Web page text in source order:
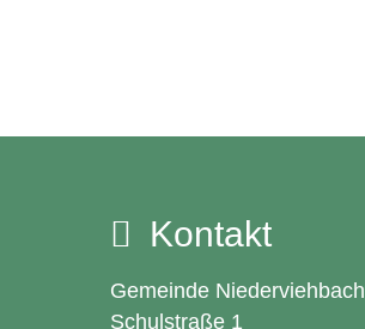
Kontakt
Gemeinde Niederviehbach
Schulstraße 1